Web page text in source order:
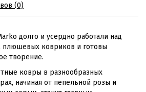
(0)
долго и усердно работали над
плюшевых ковриков и готовы
творение.
ковры в разнообразных
начиная от пепельной розы и